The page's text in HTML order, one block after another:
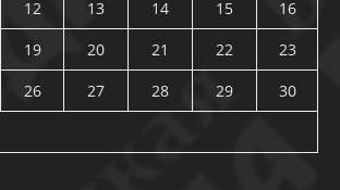
12 13 14 15
16
19 20 21 22
23
26 27 28 29
30